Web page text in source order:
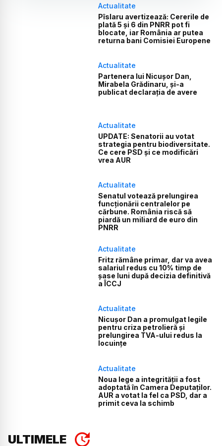
Actualitate
Pîslaru avertizează: Cererile de
plată 5 și 6 din PNRR pot fi
blocate, iar România ar putea
returna bani Comisiei Europene
Actualitate
Partenera lui Nicușor Dan,
Mirabela Grădinaru, și-a
publicat declarația de avere
Actualitate
UPDATE: Senatorii au votat
strategia pentru biodiversitate.
Ce cere PSD și ce modificări
vrea AUR
Actualitate
Senatul votează prelungirea
funcționării centralelor pe
cărbune. România riscă să
piardă un miliard de euro din
PNRR
Actualitate
Fritz rămâne primar, dar va avea
salariul redus cu 10% timp de
șase luni după decizia definitivă
a ÎCCJ
Actualitate
Nicușor Dan a promulgat legile
pentru criza petrolieră și
prelungirea TVA-ului redus la
locuințe
Actualitate
Noua lege a integrității a fost
adoptată în Camera Deputaților.
AUR a votat la fel ca PSD, dar a
primit ceva la schimb
ULTIMELE